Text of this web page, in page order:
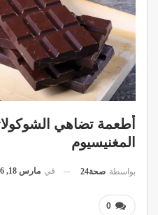
أطعمة تضاهي
المغنيسيوم
بواسطة صحة24 في مارس 18, 2026
0